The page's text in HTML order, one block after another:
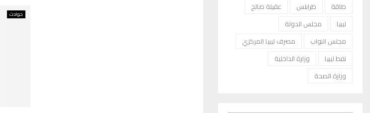
حوادث
طاقة
طرابلس
عقيلة صالح
ليبيا
مجلس الدولة
مجلس النواب
مصرف ليبيا المركزي
نفط ليبيا
وزارة الداخلية
وزارة الصحة